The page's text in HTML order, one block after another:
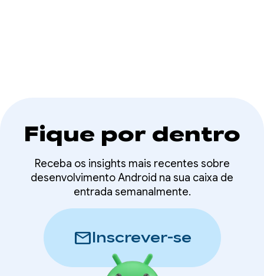
Fique por dentro
Receba os insights mais recentes sobre
desenvolvimento Android na sua caixa de
entrada semanalmente.
mailInscrever-se